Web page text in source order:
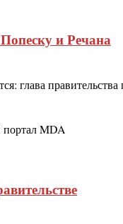
и Речана
глава
MDA